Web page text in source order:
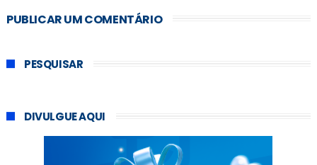
PUBLICAR UM COMENTÁRIO
PESQUISAR
DIVULGUE AQUI